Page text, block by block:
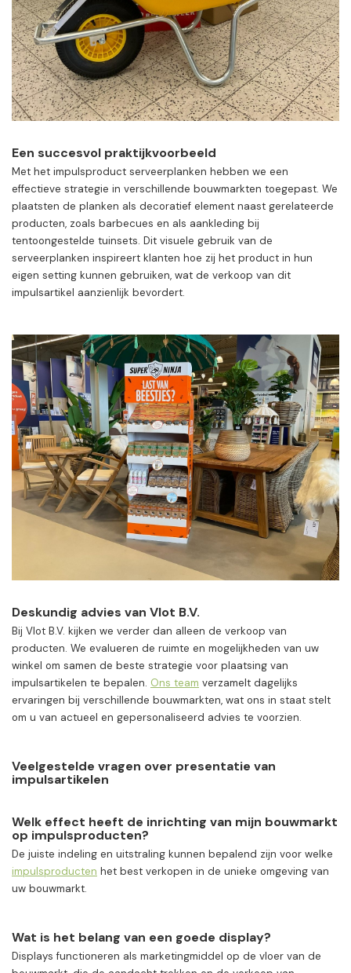
Een succesvol praktijkvoorbeeld
Met het impulsproduct serveerplanken hebben we een
effectieve strategie in verschillende bouwmarkten toegepast. We
plaatsten de planken als decoratief element naast gerelateerde
producten, zoals barbecues en als aankleding bij
tentoongestelde tuinsets. Dit visuele gebruik van de
serveerplanken inspireert klanten hoe zij het product in hun
eigen setting kunnen gebruiken, wat de verkoop van dit
impulsartikel aanzienlijk bevordert.
Deskundig advies van Vlot B.V.
Bij Vlot B.V. kijken we verder dan alleen de verkoop van
producten. We evalueren de ruimte en mogelijkheden van uw
winkel om samen de beste strategie voor plaatsing van
impulsartikelen te bepalen. Ons team verzamelt dagelijks
ervaringen bij verschillende bouwmarkten, wat ons in staat stelt
om u van actueel en gepersonaliseerd advies te voorzien.
Veelgestelde vragen over presentatie van
impulsartikelen
Welk effect heeft de inrichting van mijn bouwmarkt
op impulsproducten?
De juiste indeling en uitstraling kunnen bepalend zijn voor welke
impulsproducten het best verkopen in de unieke omgeving van
uw bouwmarkt.
Wat is het belang van een goede display?
Displays functioneren als marketingmiddel op de vloer van de